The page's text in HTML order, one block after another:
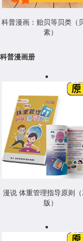
科普漫画：贻贝等贝类（
素）
科普漫画册
漫说 体重管理指导原则
版）